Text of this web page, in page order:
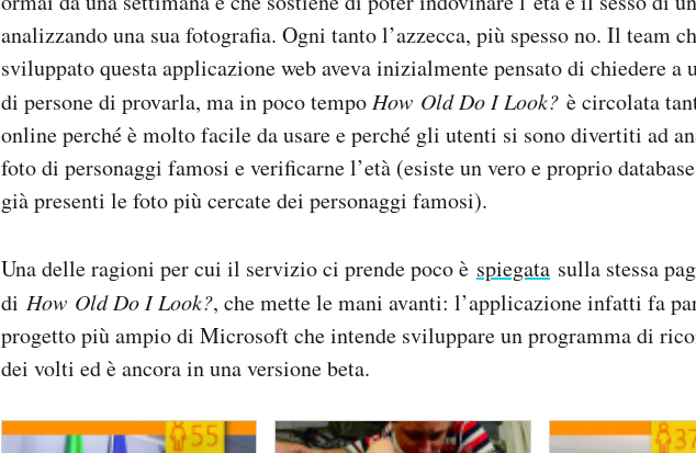
analizzando una sua fotografia. Ogni tanto l’azzecca, più spesso no. Il team
sviluppato questa applicazione web aveva inizialmente pensato di chiedere a
di persone di provarla, ma in poco tempo How Old Do I Look? è circolata
online perché è molto facile da usare e perché gli utenti si sono divertiti ad
foto di personaggi famosi e verificarne l’età (esiste un vero e proprio
già presenti le foto più cercate dei personaggi famosi).
Una delle ragioni per cui il servizio ci prende poco è spiegata sulla stessa
di How Old Do I Look?, che mette le mani avanti: l’applicazione infatti fa
progetto più ampio di Microsoft che intende sviluppare un programma di
dei volti ed è ancora in una versione beta.